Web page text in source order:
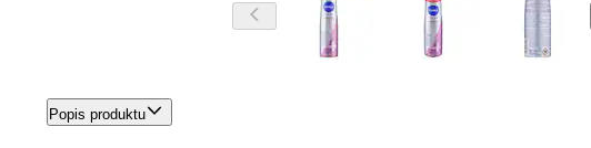
Popis produktu